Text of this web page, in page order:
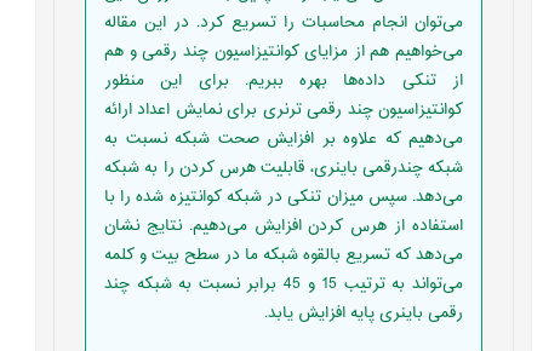
می‌توان انجام محاسبات را تسریع کرد. در این مقاله
می‌خواهیم هم از مزایای کوانتیزاسیون چند رقمی و هم
از تنکی داده‌ها بهره ببریم. برای این منظور
کوانتیزاسیون چند رقمی ترنری برای نمایش اعداد ارائه
می‌دهیم که علاوه بر افزایش صحت شبکه نسبت به
شبکه چندرقمی باینری، قابلیت هرس کردن را به شبکه
می‌دهد. سپس میزان تنکی در شبکه کوانتیزه شده را با
استفاده از هرس کردن افزایش می‌دهیم. نتایج نشان
می‌دهد که تسریع بالقوه شبکه ما در سطح بیت و کلمه
می‌تواند به ترتیب 15 و 45 برابر نسبت به شبکه چند
رقمی باینری پایه افزایش یابد.